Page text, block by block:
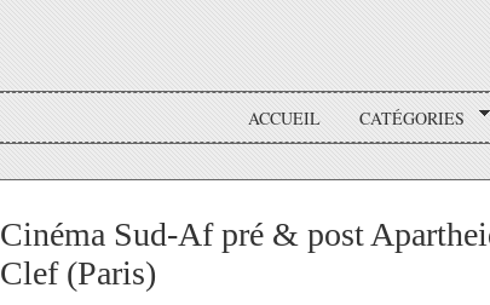
ACCUEIL CATÉGORIES
Cinéma Sud-Af pré & post
Clef (Paris)